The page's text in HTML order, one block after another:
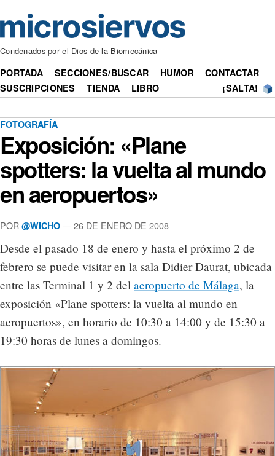
Condenados por el Dios de la Biomecánica
PORTADA SECCIONES/BUSCAR HUMOR
CONTACTAR
SUSCRIPCIONES
TIENDA LIBRO ¡SALTA!
FOTOGRAFÍA
Exposición: «Plane
spotters: la vuelta al mundo
en aeropuertos»
POR @WICHO — 26 DE ENERO DE 2008
Desde el pasado 18 de enero y hasta el próximo 2 de
febrero se puede visitar en la sala Didier Daurat, ubicada
entre las Terminal 1 y 2 del aeropuerto de Málaga, la
exposición «Plane spotters: la vuelta al mundo en
aeropuertos», en horario de 10:30 a 14:00 y de 15:30 a
19:30 horas de lunes a domingos.